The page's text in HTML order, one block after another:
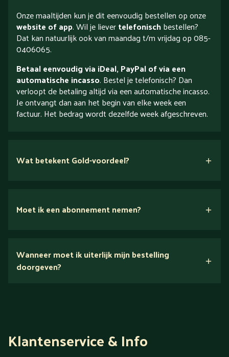
Onze maaltijden kun je dit eenvoudig bestellen op onze
website of app. Wil je lievertelefonischbestellen?
Dat kan natuurlijk ook van maandag t/m vrijdag op 085-
0406065.
Betaal eenvoudig via iDeal, PayPal of via een
automatische incasso. Bestel je telefonisch? Dan
verloopt de betaling altijd via een automatische incasso.
Je ontvangt dan aan het begin van elke week een
factuur. Het bedrag wordt dezelfde week afgeschreven.
Wat betekent Gold-voordeel?
Ontdek alles over Gold
Moet ik een abonnement nemen?
Wanneer moet ik uiterlijk mijn bestelling
doorgeven?
Klantenservice & Info